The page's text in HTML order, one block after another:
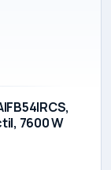
7600 W